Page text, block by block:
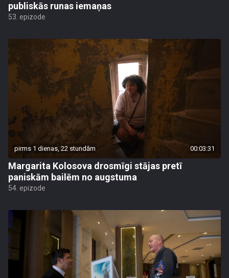
publiskās runas iemaņas
53. epizode
pirms 1 dienas, 22 stundām 00:03:31
Margarita Kolosova drosmīgi stājas pretī
paniskām bailēm no augstuma
54. epizode